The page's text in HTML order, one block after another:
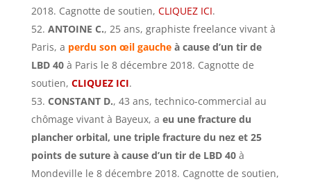
2018. Cagnotte de soutien, CLIQUEZ ICI.
ANTOINE C., 25 ans, graphiste freelance vivant à
Paris, a perdu son œil gaucheà cause d’un tir de
LBD 40à Paris le 8 décembre 2018. Cagnotte de
soutien, CLIQUEZ ICI.
CONSTANT D., 43 ans, technico-commercial au
chômage vivant à Bayeux, a eu une fracture du
plancher orbital, une triple fracture du nez et 25
points de suture à cause d’un tir de LBD 40à
Mondeville le 8 décembre 2018. Cagnotte de soutien,